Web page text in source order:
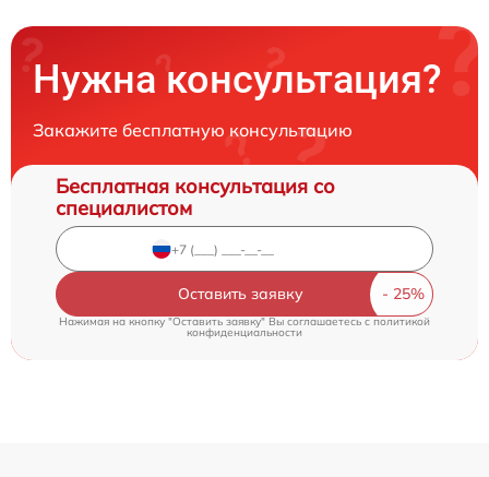
Нужна консультация?
Закажите бесплатную консультацию
Бесплатная консультация со
специалистом
Оставить заявку
Нажимая на кнопку "Оставить заявку" Вы соглашаетесь cполитикой
конфиденциальности